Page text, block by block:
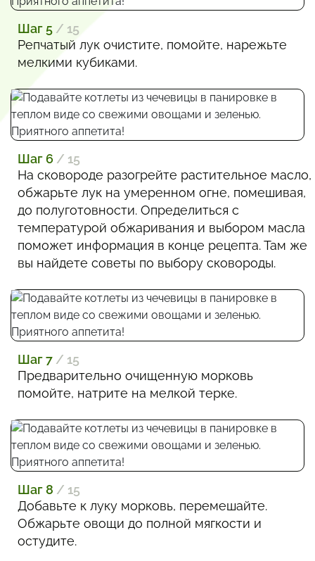
Шаг 5 / 15
Репчатый лук очистите, помойте, нарежьте
мелкими кубиками.
Шаг 6 / 15
На сковороде разогрейте растительное масло,
обжарьте лук на умеренном огне, помешивая,
до полуготовности. Определиться с
температурой обжаривания и выбором масла
поможет информация в конце рецепта. Там же
вы найдете советы по выбору сковороды.
Шаг 7 / 15
Предварительно очищенную морковь
помойте, натрите на мелкой терке.
Шаг 8 / 15
Добавьте к луку морковь, перемешайте.
Обжарьте овощи до полной мягкости и
остудите.